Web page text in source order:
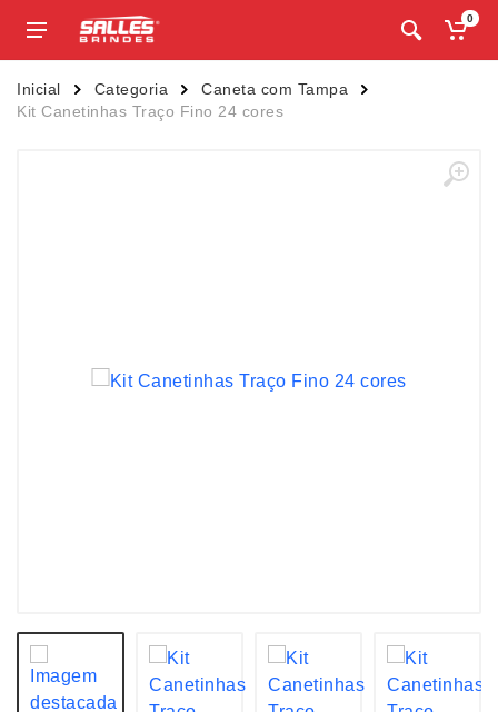
0
Inicial Categoria
Caneta com Tampa
Kit Canetinhas Traço Fino 24 cores